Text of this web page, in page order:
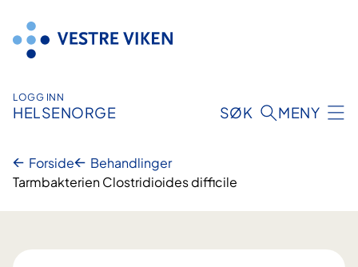
innhold
LOGG INN
HELSENORGE SØK MENY
Forside
Behandlinger
Tarmbakterien Clostridioides difficile